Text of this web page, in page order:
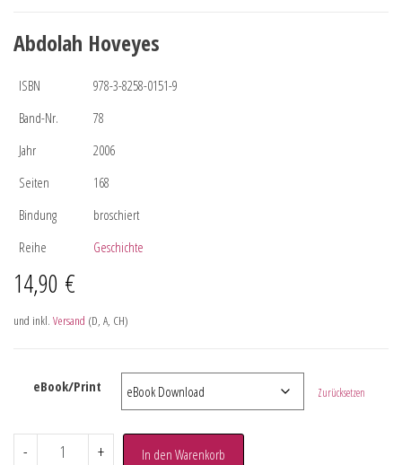
Abdolah Hoveyes
ISBN
978-3-8258-0151-9
Band-Nr.
78
Jahr
2006
Seiten
168
Bindung
broschiert
Reihe
Geschichte
14,90 €
und inkl. Versand (D, A, CH)
eBook/Print Zurücksetzen
- + In den Warenkorb